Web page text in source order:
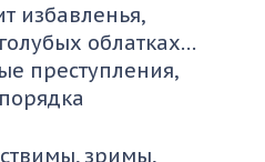
избавленья,
облатках…
преступления,
зримы,